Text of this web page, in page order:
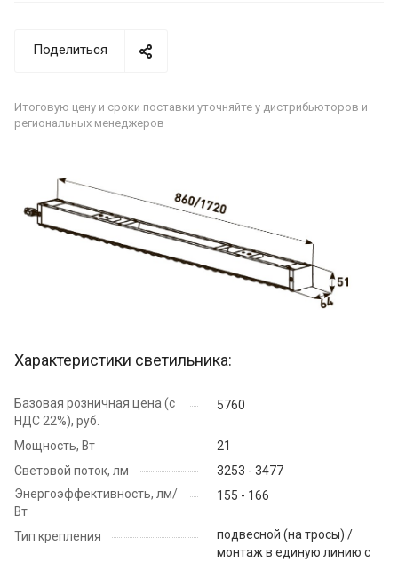
Поделиться
Итоговую цену и сроки поставки уточняйте у дистрибьюторов и
региональных менеджеров
Характеристики светильника:
Базовая розничная цена (с
НДС 22%), руб.
5760
Мощность, Вт
21
Световой поток, лм
3253 - 3477
Энергоэффективность, лм/
Вт
155 - 166
Тип крепления
подвесной (на тросы) /
монтаж в единую линию с